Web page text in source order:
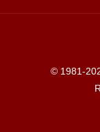
© 1981-